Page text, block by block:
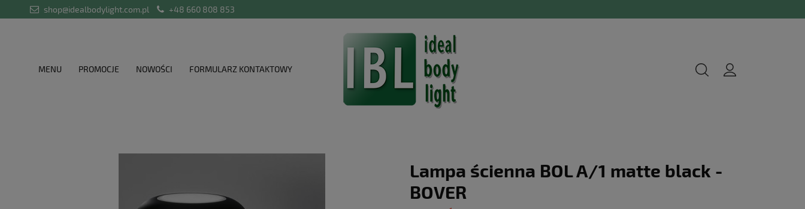
shop@idealbodylight.com.pl +48 660 808 853
MENU PROMOCJE NOWOŚCI FORMULARZ KONTAKTOWY
Lampa ścienna BOL A/1 matte black -
BOVER